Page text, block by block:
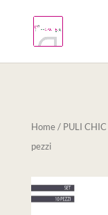
Home/ PULI CHIC
pezzi